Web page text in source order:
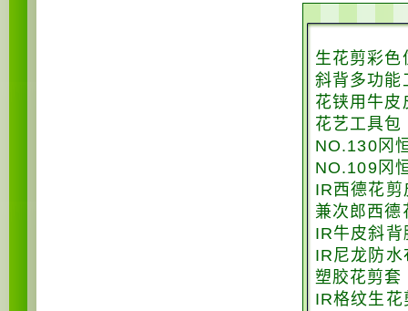
生花剪彩色
斜背多功能
花铗用牛皮
花艺工具包
NO.130冈
NO.109冈
IR西德花
兼次郎西
IR牛皮斜
IR尼龙防
塑胶花剪套
IR格纹生花